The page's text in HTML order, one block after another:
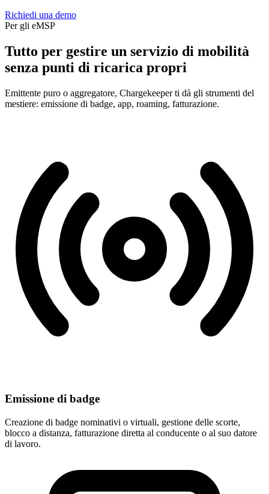
Richiedi una demo
Per gli eMSP
Tutto per gestire un servizio di mobilità
senza punti di ricarica propri
Emittente puro o aggregatore, Chargekeeper ti dà gli strumenti del
mestiere: emissione di badge, app, roaming, fatturazione.
Emissione di badge
Creazione di badge nominativi o virtuali, gestione delle scorte,
blocco a distanza, fatturazione diretta al conducente o al suo datore
di lavoro.